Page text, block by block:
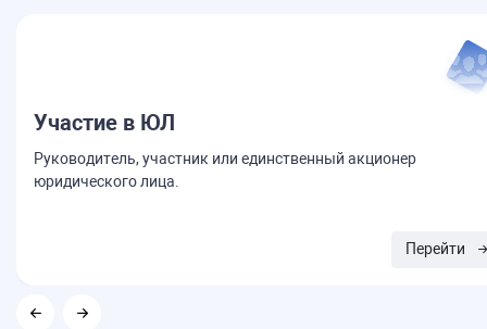
Участие в ЮЛ
Руководитель, участник или единственный акционер
юридического лица.
Перейти